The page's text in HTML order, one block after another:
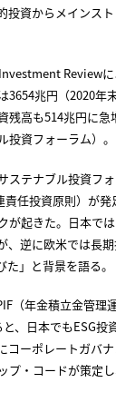
投資からメインス
Reviewに
3654兆円（2020年
残高も514兆円に急
投資フォーラム）。
ステナブル投資フ
責任投資原則）が
が起きた。日本で
、逆に欧米では長
た」と背景を語る。
（年金積立金管理
、日本でもESG投
コーポレートガバ
プ・コードが策定